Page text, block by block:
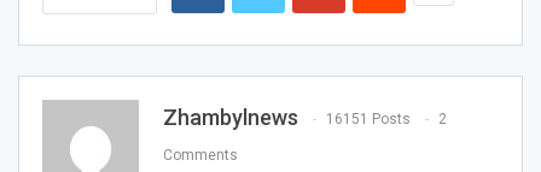
Zhambylnews 16151 Posts 2
Comments